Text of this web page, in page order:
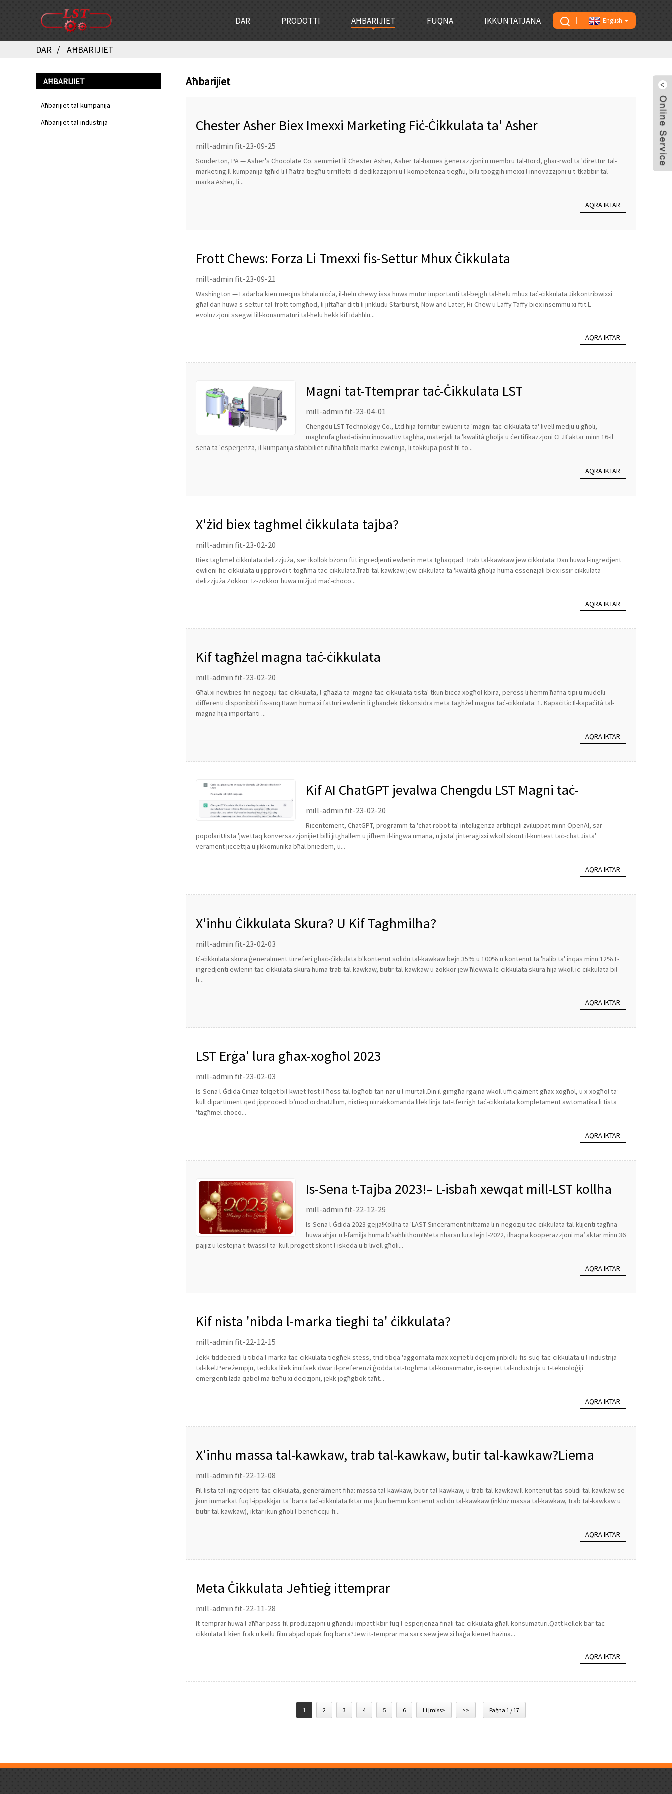
DAR PRODOTTI AĦBARIJIET FUQNA IKKUNTATJANA English
DAR AĦBARIJIET
AĦBARIJIET
Aħbarijiet tal-kumpanija
Aħbarijiet tal-industrija
Aħbarijiet
Chester Asher Biex Imexxi Marketing Fiċ-Ċikkulata ta' Asher
mill-admin fit-23-09-25
Souderton, PA — Asher's Chocolate Co. semmiet lil Chester Asher, Asher tal-ħames ġenerazzjoni u membru tal-Bord, għar-rwol ta 'direttur tal-
marketing.Il-kumpanija tgħid li l-ħatra tiegħu tirrifletti d-dedikazzjoni u l-kompetenza tiegħu, billi tpoġġih imexxi l-innovazzjoni u t-tkabbir tal-
marka.Asher, li...
AQRA IKTAR
Frott Chews: Forza Li Tmexxi fis-Settur Mhux Ċikkulata
mill-admin fit-23-09-21
Washington — Ladarba kien meqjus bħala niċċa, il-ħelu chewy issa huwa mutur importanti tal-bejgħ tal-ħelu mhux taċ-ċikkulata.Jikkontribwixxi
għal dan huwa s-settur tal-frott tomgħod, li jiftaħar ditti li jinkludu Starburst, Now and Later, Hi-Chew u Laffy Taffy biex insemmu xi ftit.L-
evoluzzjoni ssegwi lill-konsumaturi tal-ħelu hekk kif idaħħlu...
AQRA IKTAR
Magni tat-Ttemprar taċ-Ċikkulata LST
mill-admin fit-23-04-01
Chengdu LST Technology Co., Ltd hija fornitur ewlieni ta 'magni taċ-ċikkulata ta' livell medju u għoli,
magħrufa għad-disinn innovattiv tagħha, materjali ta 'kwalità għolja u ċertifikazzjoni CE.B'aktar minn 16-il
sena ta 'esperjenza, il-kumpanija stabbiliet ruħha bħala marka ewlenija, li tokkupa post fil-to...
AQRA IKTAR
X'żid biex tagħmel ċikkulata tajba?
mill-admin fit-23-02-20
Biex tagħmel ċikkulata delizzjuża, ser ikollok bżonn ftit ingredjenti ewlenin meta tgħaqqad: Trab tal-kawkaw jew ċikkulata: Dan huwa l-ingredjent
ewlieni fiċ-ċikkulata u jipprovdi t-togħma taċ-ċikkulata.Trab tal-kawkaw jew ċikkulata ta 'kwalità għolja huma essenzjali biex issir ċikkulata
delizzjuża.Zokkor: Iz-zokkor huwa miżjud maċ-choco...
AQRA IKTAR
Kif tagħżel magna taċ-ċikkulata
mill-admin fit-23-02-20
Għal xi newbies fin-negozju taċ-ċikkulata, l-għażla ta 'magna taċ-ċikkulata tista' tkun biċċa xogħol kbira, peress li hemm ħafna tipi u mudelli
differenti disponibbli fis-suq.Hawn huma xi fatturi ewlenin li għandek tikkonsidra meta tagħżel magna taċ-ċikkulata: 1. Kapaċità: Il-kapaċità tal-
magna hija importanti ...
AQRA IKTAR
Kif AI ChatGPT jevalwa Chengdu LST Magni taċ-
Ċikkulata
mill-admin fit-23-02-20
Riċentement, ChatGPT, programm ta 'chat robot ta' intelliġenza artifiċjali żviluppat minn OpenAI, sar
popolari!Jista 'jwettaq konversazzjonijiet billi jitgħallem u jifhem il-lingwa umana, u jista' jinteraġixxi wkoll skont il-kuntest taċ-chat.Jista'
verament jiċċettja u jikkomunika bħal bniedem, u...
AQRA IKTAR
X'inhu Ċikkulata Skura? U Kif Tagħmilha?
mill-admin fit-23-02-03
Iċ-ċikkulata skura ġeneralment tirreferi għaċ-ċikkulata b'kontenut solidu tal-kawkaw bejn 35% u 100% u kontenut ta 'ħalib ta' inqas minn 12%.L-
ingredjenti ewlenin taċ-ċikkulata skura huma trab tal-kawkaw, butir tal-kawkaw u zokkor jew ħlewwa.Iċ-ċikkulata skura hija wkoll iċ-ċikkulata bil-
h...
AQRA IKTAR
LST Erġa' lura għax-xogħol 2023
mill-admin fit-23-02-03
Is-Sena l-Ġdida Ċiniża telqet bil-kwiet fost il-ħoss tal-logħob tan-nar u l-murtali.Din il-ġimgħa rġajna wkoll uffiċjalment għax-xogħol, u x-xogħol ta’
kull dipartiment qed jipproċedi b’mod ordnat.Illum, nixtieq nirrakkomanda lilek linja tat-tferrigħ taċ-ċikkulata kompletament awtomatika li tista
'tagħmel choco...
AQRA IKTAR
Is-Sena t-Tajba 2023!– L-isbaħ xewqat mill-LST kollha
mill-admin fit-22-12-29
Is-Sena l-Ġdida 2023 ġejja!Kollha ta 'LAST Sinċerament nittama li n-negozju taċ-ċikkulata tal-klijenti tagħna
huwa aħjar u l-familja huma b'saħħithom!Meta nħarsu lura lejn l-2022, ilħaqna kooperazzjoni ma’ aktar minn 36
pajjiż u lestejna t-twassil ta’ kull proġett skont l-iskeda u b’livell għoli...
AQRA IKTAR
Kif nista 'nibda l-marka tiegħi ta' ċikkulata?
mill-admin fit-22-12-15
Jekk tiddeċiedi li tibda l-marka taċ-ċikkulata tiegħek stess, trid tibqa 'aġġornata max-xejriet li dejjem jinbidlu fis-suq taċ-ċikkulata u l-industrija
tal-ikel.Pereżempju, teduka lilek innifsek dwar il-preferenzi ġodda tat-togħma tal-konsumatur, ix-xejriet tal-industrija u t-teknoloġiji
emerġenti.Iżda qabel ma tieħu xi deċiżjoni, jekk jogħġbok taħt...
AQRA IKTAR
X'inhu massa tal-kawkaw, trab tal-kawkaw, butir tal-kawkaw?Liema
għandha tintuża biex tagħmel iċ-ċikkulata?
mill-admin fit-22-12-08
Fil-lista tal-ingredjenti taċ-ċikkulata, ġeneralment fiha: massa tal-kawkaw, butir tal-kawkaw, u trab tal-kawkaw.Il-kontenut tas-solidi tal-kawkaw se
jkun immarkat fuq l-ippakkjar ta 'barra taċ-ċikkulata.Iktar ma jkun hemm kontenut solidu tal-kawkaw (inkluż massa tal-kawkaw, trab tal-kawkaw u
butir tal-kawkaw), iktar ikun għoli l-benefiċċju fi...
AQRA IKTAR
Meta Ċikkulata Jeħtieġ ittemprar
mill-admin fit-22-11-28
It-temprar huwa l-aħħar pass fil-produzzjoni u għandu impatt kbir fuq l-esperjenza finali taċ-ċikkulata għall-konsumaturi.Qatt kellek bar taċ-
ċikkulata li kien frak u kellu film abjad opak fuq barra?Jew it-temprar ma sarx sew jew xi ħaġa kienet ħażina...
AQRA IKTAR
1 2 3 4 5 6 Li jmiss> >> Paġna 1 / 17